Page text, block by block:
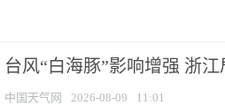
台风“白海豚”影响增强 浙
中国天气网 2026-08-09 11:01